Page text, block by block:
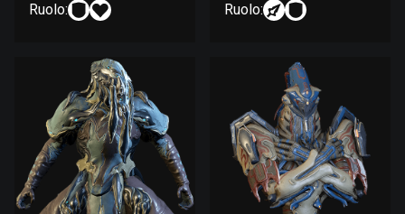
Ruolo: Ruolo: